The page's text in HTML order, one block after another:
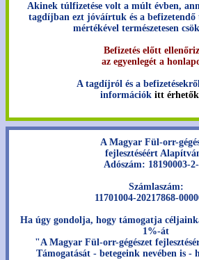
Akinek túlfizetése volt a múlt évben,
tagdíjban ezt jóváírtuk és a befizetendő
mértékével természetesen
Befizetés előtt
az egyenlegét a
A tagdíjról és a
információk itt
A Magyar Fül-orr-
fejlesztéséért
Adószám: 18190003-
Számlaszám:
11701004-20217868-
Ha úgy gondolja, hogy támogatja
1%-át
"A Magyar Fül-orr-gégészet
Támogatását - betegeink nevében is -